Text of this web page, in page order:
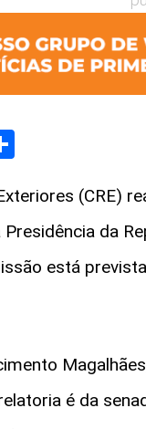
(CRE)
da
está
é da